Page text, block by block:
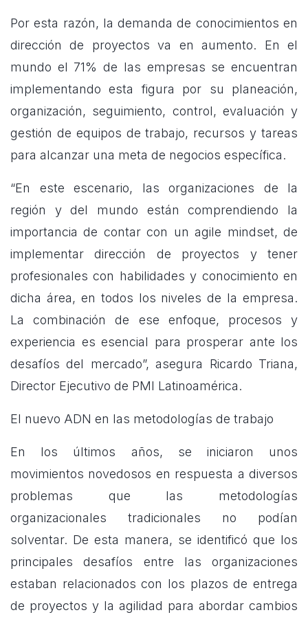
Por esta razón, la demanda de conocimientos en
dirección de proyectos va en aumento. En el
mundo el 71% de las empresas se encuentran
implementando esta figura por su planeación,
organización, seguimiento, control, evaluación y
gestión de equipos de trabajo, recursos y tareas
para alcanzar una meta de negocios específica.
“En este escenario, las organizaciones de la
región y del mundo están comprendiendo la
importancia de contar con un agile mindset, de
implementar dirección de proyectos y tener
profesionales con habilidades y conocimiento en
dicha área, en todos los niveles de la empresa.
La combinación de ese enfoque, procesos y
experiencia es esencial para prosperar ante los
desafíos del mercado”, asegura Ricardo Triana,
Director Ejecutivo de PMI Latinoamérica.
El nuevo ADN en las metodologías de trabajo
En los últimos años, se iniciaron unos
movimientos novedosos en respuesta a diversos
problemas que las metodologías
organizacionales tradicionales no podían
solventar. De esta manera, se identificó que los
principales desafíos entre las organizaciones
estaban relacionados con los plazos de entrega
de proyectos y la agilidad para abordar cambios